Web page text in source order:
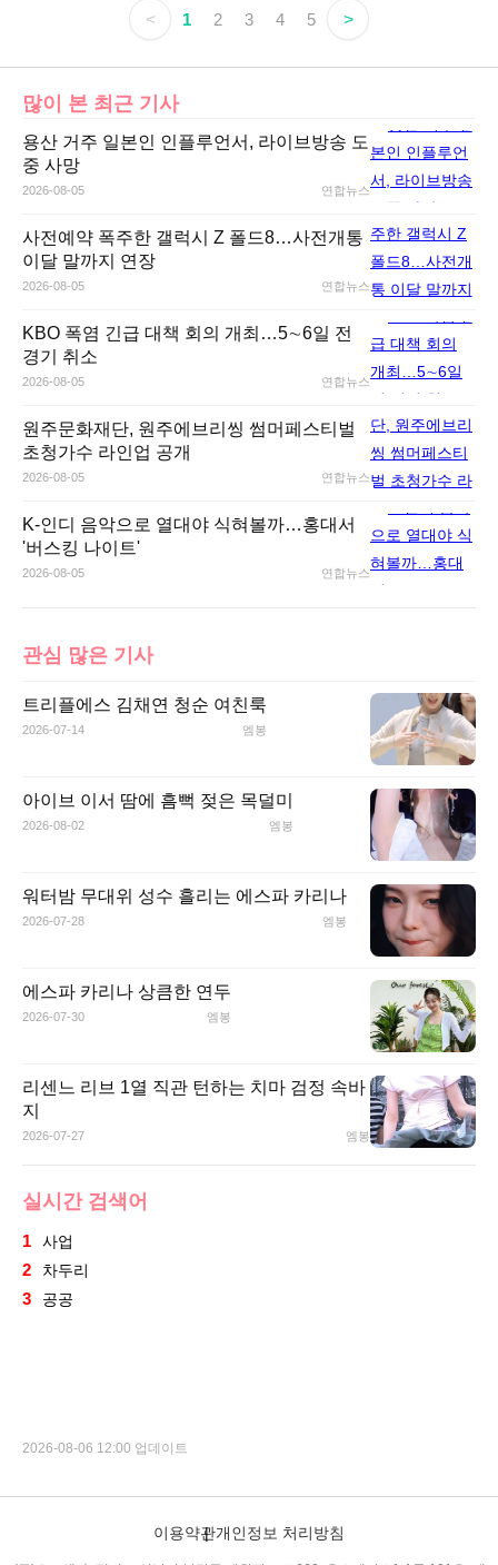
< 1 2 3 4 5 >
많이 본 최근 기사
용산 거주 일본인 인플루언서, 라이브방송 도
중 사망
2026-08-05 연합뉴스
사전예약 폭주한 갤럭시 Z 폴드8…사전개통
이달 말까지 연장
2026-08-05 연합뉴스
KBO 폭염 긴급 대책 회의 개최…5∼6일 전
경기 취소
2026-08-05 연합뉴스
원주문화재단, 원주에브리씽 썸머페스티벌
초청가수 라인업 공개
2026-08-05 연합뉴스
K-인디 음악으로 열대야 식혀볼까…홍대서
'버스킹 나이트'
2026-08-05 연합뉴스
관심 많은 기사
트리플에스 김채연 청순 여친룩
2026-07-14 엠봉
아이브 이서 땀에 흠뻑 젖은 목덜미
2026-08-02 엠봉
워터밤 무대위 성수 흘리는 에스파 카리나
2026-07-28 엠봉
에스파 카리나 상큼한 연두
2026-07-30 엠봉
리센느 리브 1열 직관 턴하는 치마 검정 속바
지
2026-07-27 엠봉
실시간 검색어
1 사업
2 차두리
3 공공
2026-08-06 12:00 업데이트
이용약관개인정보 처리방침